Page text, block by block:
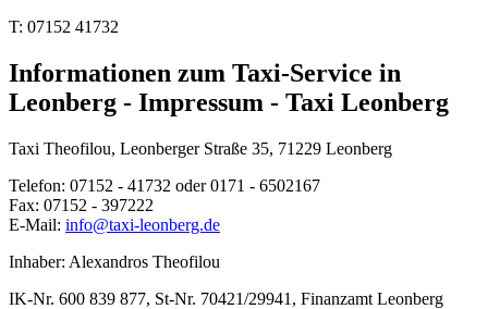
T: 07152 41732
Informationen zum Taxi-Service in
Leonberg - Impressum - Taxi Leonberg
Taxi Theofilou, Leonberger Straße 35, 71229 Leonberg
Telefon: 07152 - 41732 oder0171 - 6502167
Fax: 07152 - 397222
E-Mail: info@taxi-leonberg.de
Inhaber: Alexandros Theofilou
IK-Nr. 600 839 877, St-Nr. 70421/29941, Finanzamt Leonberg